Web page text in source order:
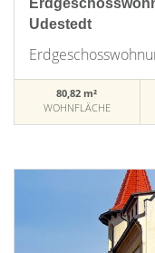
Udestedt
80,82 m²
WOHNFLÄCHE